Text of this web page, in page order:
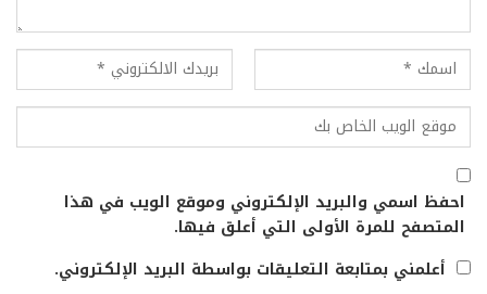
احفظ اسمي والبريد الإلكتروني وموقع الويب في هذا
المتصفح للمرة الأولى التي أعلق فيها.
أعلمني بمتابعة التعليقات بواسطة البريد الإلكتروني.